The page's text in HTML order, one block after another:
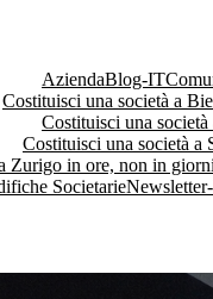
AziendaBlog-IT
Costituisci una società a
Costituisci una
Costituisci una società
Zurigo in ore, non in
Societarie